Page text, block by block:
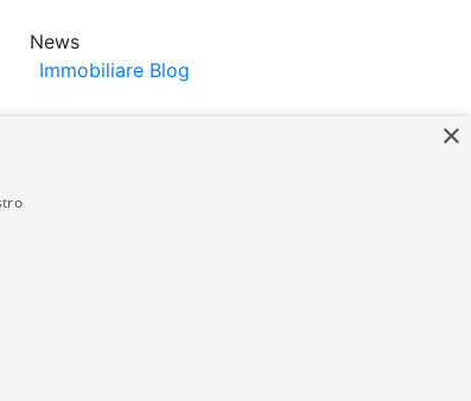
News
Immobiliare Blog
pubblicazione degli annunci
di privacy e/o di alcun altro
×